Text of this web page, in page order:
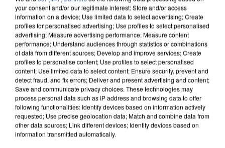
UN SECOND CADRE DE LA DZ MAFIA
INTERPELLÉ EN ALGÉRIE
your consent and/or our legitimate interest: Store and/or access
information on a device; Use limited data to select advertising; Create
profiles for personalised advertising; Use profiles to select personalised
advertising; Measure advertising performance; Measure content
performance; Understand audiences through statistics or combinations
of data from different sources; Develop and improve services; Create
profiles to personalise content; Use profiles to select personalised
content; Use limited data to select content; Ensure security, prevent and
detect fraud, and fix errors; Deliver and present advertising and content;
Save and communicate privacy choices. These technologies may
process personal data such as IP address and browsing data to offer
following functionalities: Identify devices based on information actively
requested; Use precise geolocation data; Match and combine data from
other data sources; Link different devices; Identify devices based on
information transmitted automatically.